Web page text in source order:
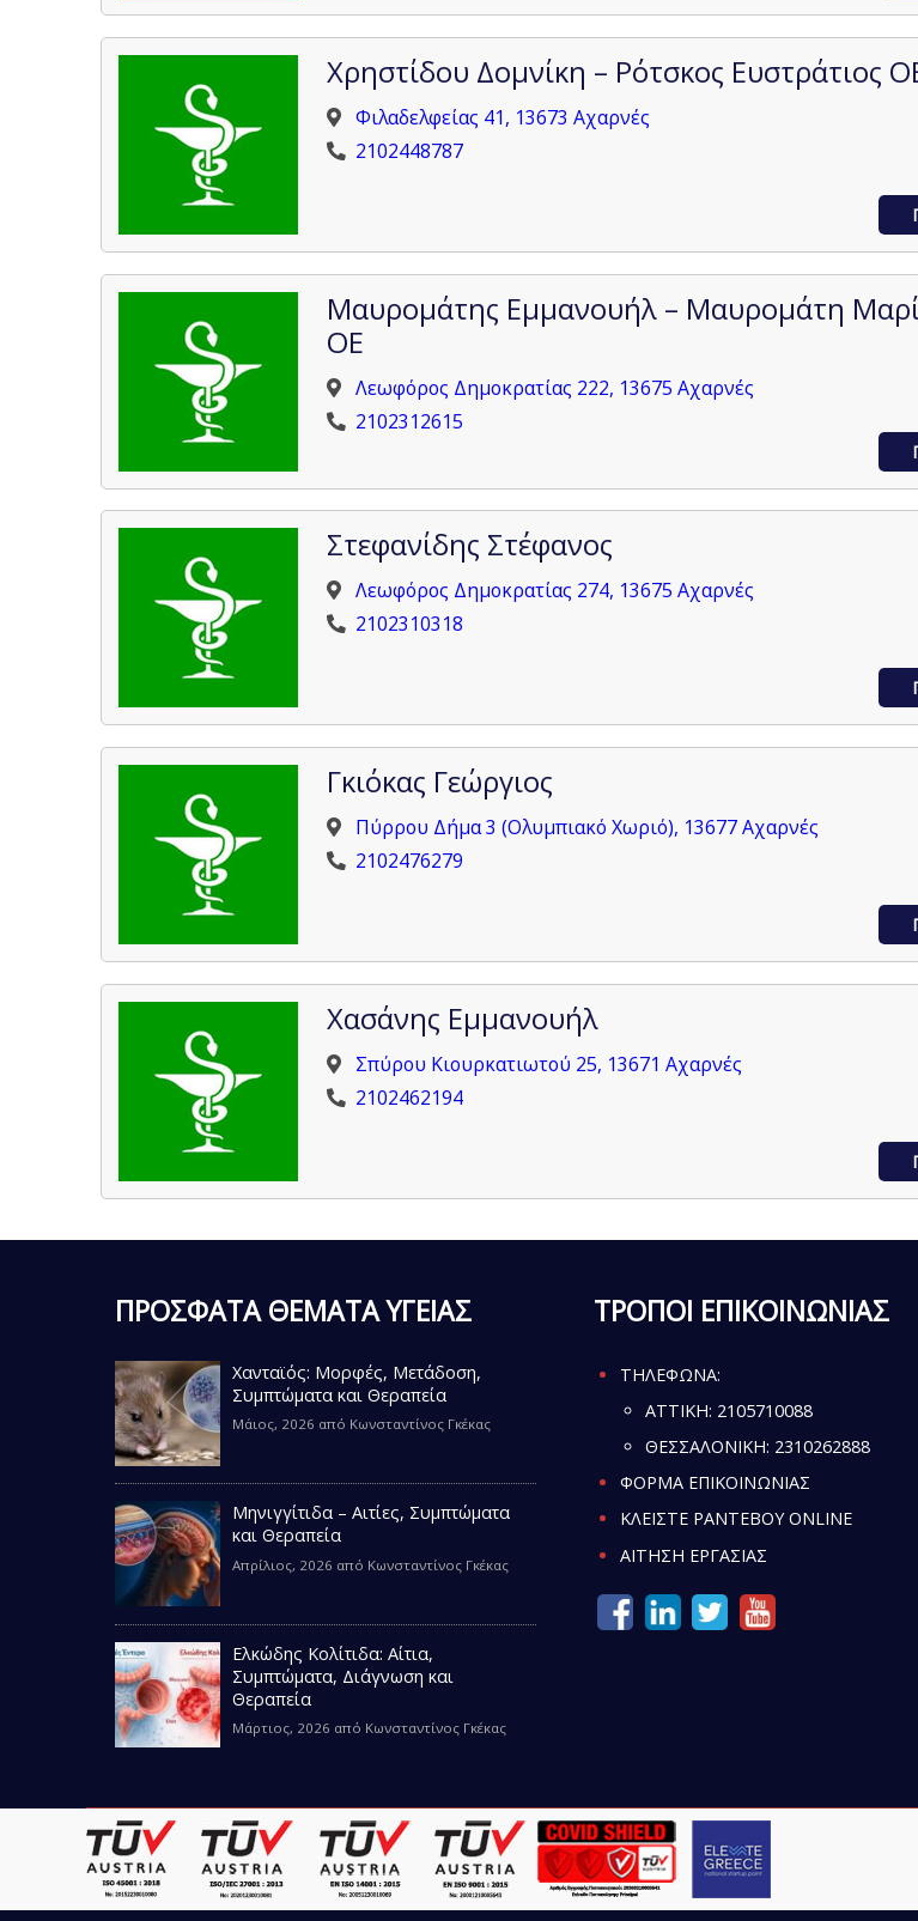
Χρηστίδου Δομνίκη – Ρότσκος Ευστράτιος
Φιλαδελφείας 41, 13673 Αχαρνές
2102448787
Μαυρομάτης Εμμανουήλ – Μαυρομάτη
ΟΕ
Λεωφόρος Δημοκρατίας 222, 13675 Αχαρνές
2102312615
Στεφανίδης Στέφανος
Λεωφόρος Δημοκρατίας 274, 13675 Αχαρνές
2102310318
Γκιόκας Γεώργιος
Πύρρου Δήμα 3 (Ολυμπιακό Χωριό), 13677 Αχαρνές
2102476279
Χασάνης Εμμανουήλ
Σπύρου Κιουρκατιωτού 25, 13671 Αχαρνές
2102462194
ΠΡΟΣΦΑΤΑ ΘΕΜΑΤΑ ΥΓΕΙΑΣ
Χανταϊός: Μορφές, Μετάδοση,
Συμπτώματα και Θεραπεία
Μάιος, 2026 από Κωνσταντίνος Γκέκας
Μηνιγγίτιδα – Αιτίες, Συμπτώματα
και Θεραπεία
Απρίλιος, 2026 από Κωνσταντίνος Γκέκας
Ελκώδης Κολίτιδα: Αίτια,
Συμπτώματα, Διάγνωση και
Θεραπεία
Μάρτιος, 2026 από Κωνσταντίνος Γκέκας
ΤΡΟΠΟΙ ΕΠΙΚΟΙΝΩΝΙΑΣ
ΤΗΛΕΦΩΝΑ:
ATTIKH: 2105710088
ΘΕΣΣΑΛΟΝΙΚΗ: 2310262888
ΦΟΡΜΑ ΕΠΙΚΟΙΝΩΝΙΑΣ
ΚΛΕΙΣΤΕ ΡΑΝΤΕΒΟΥ ONLINE
ΑΙΤΗΣΗ ΕΡΓΑΣΙΑΣ